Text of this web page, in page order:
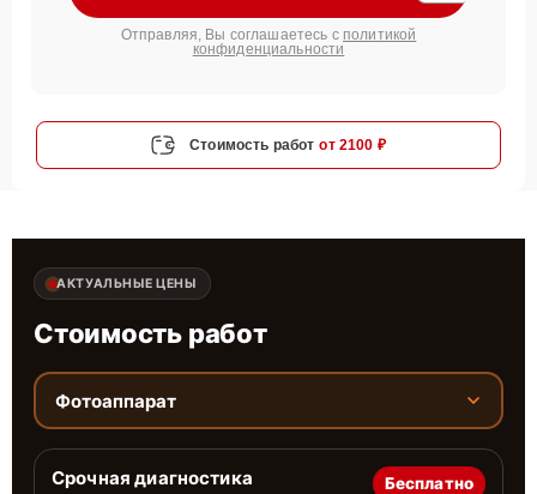
Отправляя, Вы соглашаетесь с политикой
конфиденциальности
Стоимость работ от 2100 ₽
АКТУАЛЬНЫЕ ЦЕНЫ
Стоимость работ
Фотоаппарат
Срочная диагностика Бесплатно